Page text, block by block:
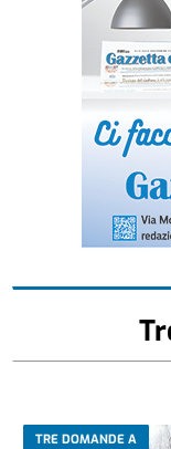
TRE DOMANDE A